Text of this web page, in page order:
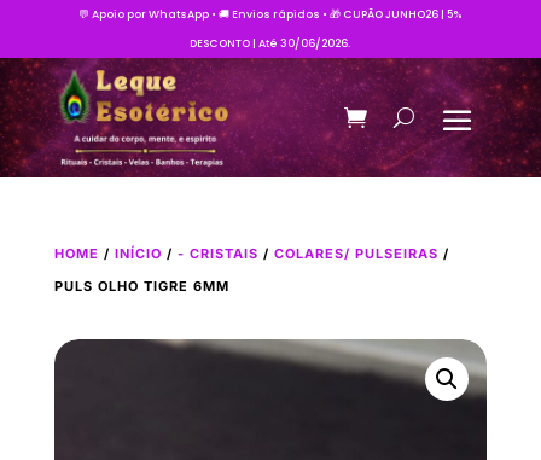
💬 Apoio por WhatsApp • 🚚 Envios rápidos • 🎁 CUPÃO JUNHO26 | 5%
DESCONTO | Até 30/06/2026.
HOME / INÍCIO / - CRISTAIS / COLARES/ PULSEIRAS /
PULS OLHO TIGRE 6MM